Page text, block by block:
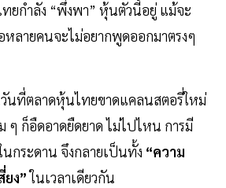
ยกำลัง “พึ่งพา” หุ้นตัวนี้อยู่ แม้จะ
หลายคนจะไม่อยากพูดออกมาตรงๆ
วันที่ตลาดหุ้นไทยขาดแคลนสตอรี่ใหม่
ๆ ก็อืดอาดยืดยาด ไม่ไปไหน การมี
กระดาน จึงกลายเป็นทั้ง “ความ
ยง”ในเวลาเดียวกัน